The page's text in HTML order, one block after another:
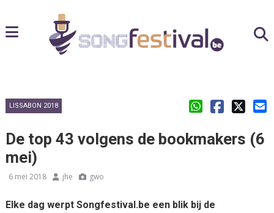
LISSABON 2018
De top 43 volgens de bookmakers (6
mei)
6 mei 2018 jhe gwo
Elke dag werpt Songfestival.be een blik bij de